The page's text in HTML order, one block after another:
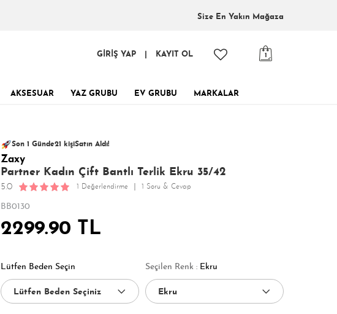
Size En Yakın Mağaza
1
GİRİŞ YAP KAYIT OL
AKSESUAR YAZ GRUBU EV GRUBU MARKALAR
Son 1 Günde21 kişiSatın Aldı!
Son 24 Saatte
Zaxy
Partner Kadın Çift Bantlı Terlik Ekru 35/42
5.0 1 Değerlendirme 1 Soru & Cevap
BB0130
2299.90 TL
Lütfen Beden Seçin Seçilen Renk : Ekru